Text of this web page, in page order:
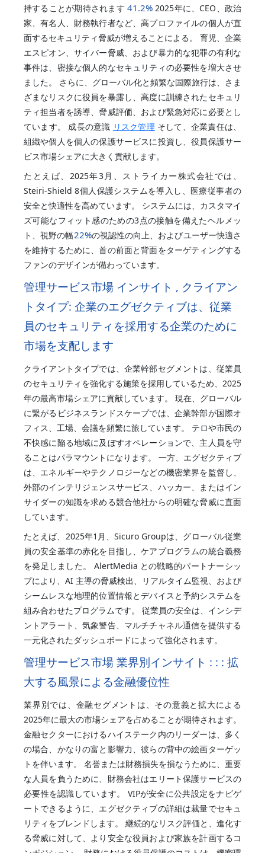
持することが期待されます41.2% 2025年に、CEO、政治
家、有名人、財務執行者など、高プロファイルの個人が直
面するセキュリティ脅威が増えることによる。 育児、企業
エスピオン、サイバー脅威、および暴力的な犯罪の有利な
事件は、密接な個人的なセキュリティの必要性を増大させ
ました。 さらに、グローバル化と頻繁な国際旅行は、さま
ざまなリスクに役員を暴露し、高度に訓練されたセキュリ
ティ担当者を誘導、脅威評価、および緊急対応に必要とし
ています。 成長の意識 リスク管理 そして、企業責任は、
組織や個人を個人の保護サービスに投資し、役員保護サー
ビス市場シェアに大きく貢献します。
たとえば、2025年3月、ストライカー株式会社では、
Steiri-Shield 8個人保護システムを導入し、医療従事者の
安全と快適性を高めています。 システムには、カスタマイ
ズ可能なフィット感のための3点の接触を備えたヘルメッ
ト、視野の幅22%の視認性の向上、およびユーザー快適さ
を維持するために、首の前面と背面をターゲティングする
ファンのデザインが備わっています。
管理サービス市場 インサイト , クライアン
トタイプ: 企業のエグゼクティブは、従業
員のセキュリティを採用する企業のために
市場を支配します
クライアントタイプでは、企業幹部セグメントは、従業員
のセキュリティを強化する施策を採用しているため、2025
年の最高市場シェアに貢献しています。 現在、グローバル
に繋がるビジネスランドスケープでは、企業幹部が国際オ
フィス、工場、会議を頻繁に旅しています。 テロや市民の
不快感に陥る地域に及ぼすオペレーションで、主人員を守
ることはパラマウントになります。 一方、エグゼクティブ
は、エネルギーやテクノロジーなどの機密業界を監督し、
外部のインテリジェンスサービス、ハッカー、またはイン
サイダーの知識を求める競合他社からの明確な脅威に直面
しています。
たとえば、2025年1月、Sicuro Groupは、グローバル従業
員の安全基準の赤化を目指し、ケアプログラムの統合義務
を発足しました。 AlertMedia との戦略的パートナーシッ
プにより、AI 主導の脅威検出、リアルタイム監視、および
シームレスな地理的位置情報とデバイスと予約システムを
組み合わせたプログラムです。 従業員の安全は、インシデ
ントアラート、気象警告、マルチチャネル通信を提供する
一元化されたダッシュボードによって強化されます。
管理サービス市場 業界別インサイト : : : 拡
大する風景による金融優位性
業界別では、金融セグメントは、その意義と拡大による
2025年に最大の市場シェアを占めることが期待されます。
金融セクターにおけるハイステーク内のリーダーは、多く
の場合、かなりの富と影響力、彼らの背中の絵画ターゲッ
トを伴います。 名誉または財務損失を損なうために、重要
な人員を負うために、財務会社はエリート保護サービスの
必要性を認識しています。 VIPが安全に公共設定をナビゲ
ートできるように、エグゼクティブの詳細は裁量でセキュ
リティをブレンドします。 継続的なリスク評価と、進化す
る脅威に対して、より安全な役員および家族を計画するコ